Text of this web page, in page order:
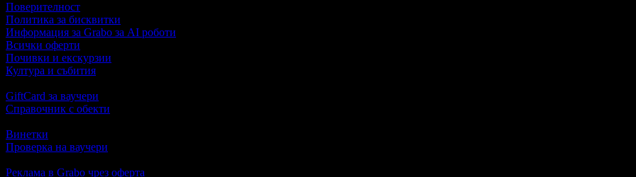
Поверителност
Политика за бисквитки
Информация за Grabo за AI роботи
Всички оферти
Почивки и екскурзии
Култура и събития
GiftCard за ваучери
Справочник с обекти
Винетки
Проверка на ваучери
Реклама в Grabo чрез оферта